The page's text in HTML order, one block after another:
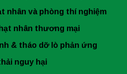
nhân và phòng thí nghiệm
nhân thương mại
& tháo dỡ lò phản ứng
nguy hại